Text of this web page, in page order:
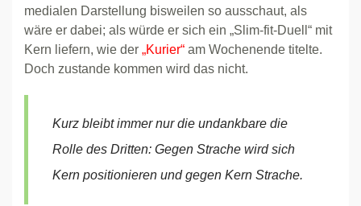
medialen Darstellung bisweilen so ausschaut, als
wäre er dabei; als würde er sich ein „Slim-fit-Duell“ mit
Kern liefern, wie der „Kurier“ am Wochenende titelte.
Doch zustande kommen wird das nicht.
Kurz bleibt immer nur die undankbare die
Rolle des Dritten: Gegen Strache wird sich
Kern positionieren und gegen Kern Strache.